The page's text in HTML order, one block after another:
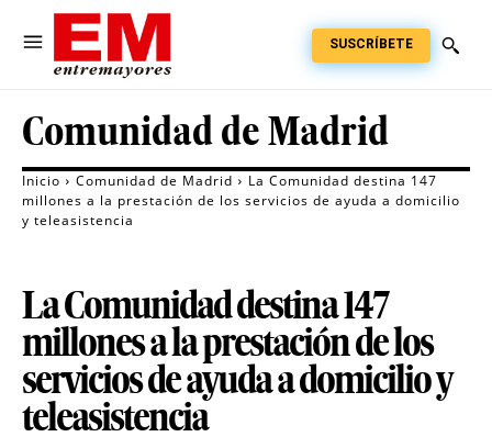
SUSCRÍBETE
Comunidad de Madrid
Inicio Comunidad de Madrid
La Comunidad destina 147
millones a la prestación de los servicios de ayuda a domicilio
y teleasistencia
La Comunidad destina 147
millones a la prestación de los
servicios de ayuda a domicilio y
teleasistencia